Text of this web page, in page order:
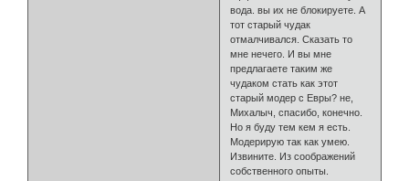
вода. вы их не блокируете. А
тот старый чудак
отмалчивался. Сказать то
мне нечего. И вы мне
предлагаете таким же
чудаком стать как этот
старый модер с Евры? не,
Михалыч, спасибо, конечно.
Но я буду тем кем я есть.
Модерирую так как умею.
Извините. Из соображений
собственного опыты.